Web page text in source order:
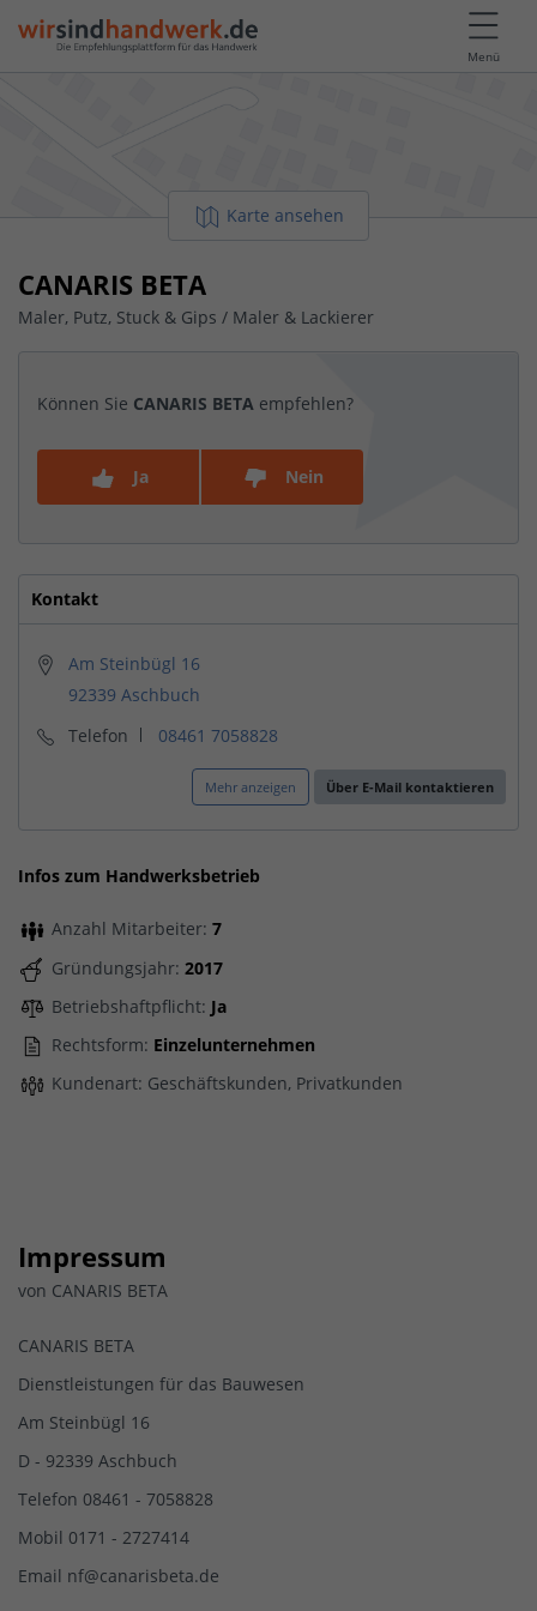
Menü
Karte ansehen
CANARIS BETA
Maler, Putz, Stuck & Gips / Maler & Lackierer
Können Sie CANARIS BETA empfehlen?
Ja Nein
Kontakt
Am Steinbügl 16
92339 Aschbuch
Telefon
08461 7058828
Mehr anzeigen Über E-Mail kontaktieren
Infos zum Handwerksbetrieb
Anzahl Mitarbeiter: 7
Gründungsjahr: 2017
Betriebshaftpflicht: Ja
Rechtsform: Einzelunternehmen
Kundenart: Geschäftskunden, Privatkunden
Impressum
von CANARIS BETA
CANARIS BETA
Dienstleistungen für das Bauwesen
Am Steinbügl 16
D - 92339 Aschbuch
Telefon 08461 - 7058828
Mobil 0171 - 2727414
Email nf@canarisbeta.de